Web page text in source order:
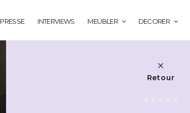
PRESSE INTERVIEWS MEUBLER DECORER
Retour